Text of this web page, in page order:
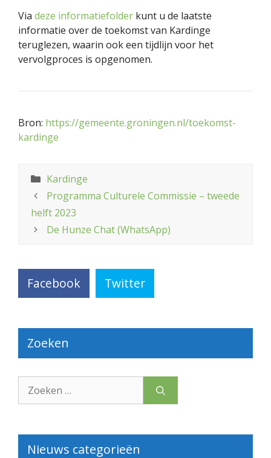
Via deze informatiefolder kunt u de laatste
informatie over de toekomst van Kardinge
teruglezen, waarin ook een tijdlijn voor het
vervolgproces is opgenomen.
Bron: https://gemeente.groningen.nl/toekomst-
kardinge
Categorieën
Kardinge
Programma Culturele Commissie – tweede
helft 2023
De Hunze Chat (WhatsApp)
Facebook Twitter
Zoeken
naar:
Nieuws categorieën